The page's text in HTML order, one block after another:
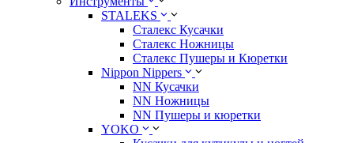
STALEKS
Сталекс Кусачки
Сталекс Ножницы
Сталекс Пушеры и Кюретки
Nippon Nippers
NN Кусачки
NN Ножницы
NN Пушеры и кюретки
YOKO